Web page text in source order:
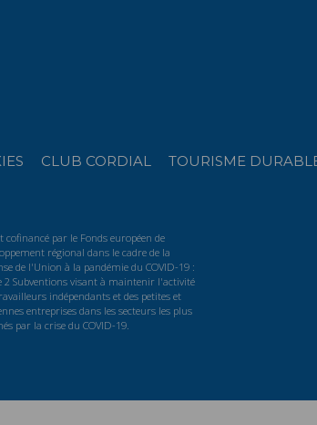
CLUB CORDIAL TOURISME
cofinancé par le Fonds européen de
régional dans le cadre de la
de l'Union à la pandémie du COVID-19 :
2 Subventions visant à maintenir l'activité
indépendants et des petites et
entreprises dans les secteurs les plus
par la crise du COVID-19.